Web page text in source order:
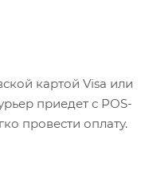
картой Visa или
приедет с POS-
провести оплату.